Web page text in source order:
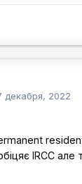
декабря, 2022
IRCC але